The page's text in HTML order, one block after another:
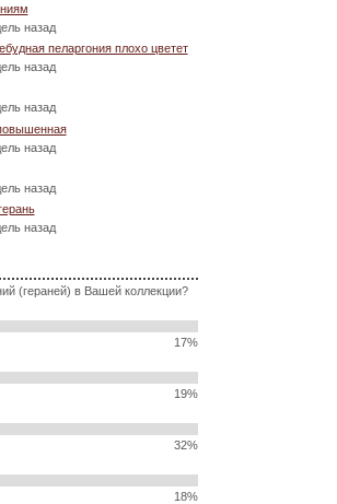
назад
пеларгония плохо цветет
назад
назад
назад
назад
назад
(гераней) в Вашей коллекции?
17%
19%
32%
18%